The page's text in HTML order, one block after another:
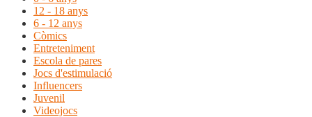
12 - 18 anys
6 - 12 anys
Còmics
Entreteniment
Escola de pares
Jocs d'estimulació
Influencers
Juvenil
Videojocs